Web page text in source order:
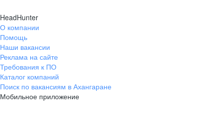
HeadHunter
О компании
Помощь
Наши вакансии
Реклама на сайте
Требования к ПО
Каталог компаний
Поиск по вакансиям в Ахангаране
Мобильное приложение